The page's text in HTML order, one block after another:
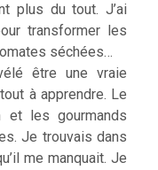
plus du tout. J’ai
transformer les
séchées…
être une vraie
à apprendre. Le
les gourmands
Je trouvais dans
me manquait. Je